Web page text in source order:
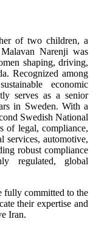
of two children, a
Narenji was
shaping, driving,
Recognized among
economic
serves as a senior
in Sweden. With a
Swedish National
of legal, compliance,
services, automotive,
robust compliance
regulated, global
fully committed to the
their expertise and
Iran.